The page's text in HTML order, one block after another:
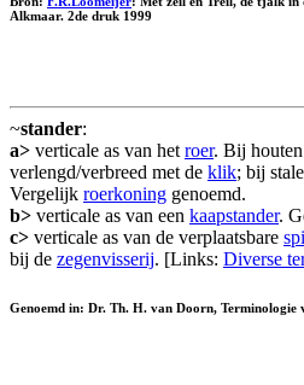
Alkmaar. 2de druk 1999
~stander:
a> verticale as van het roer. Bij houten
verlengd/verbreed met de klik; bij
Vergelijk roerkoning genoemd.
b> verticale as van een kaapstander.
c> verticale as van de verplaatsbare
bij de zegenvisserij. [Links: Diverse
Genoemd in: Dr. Th. H. van Doorn, Terminologie